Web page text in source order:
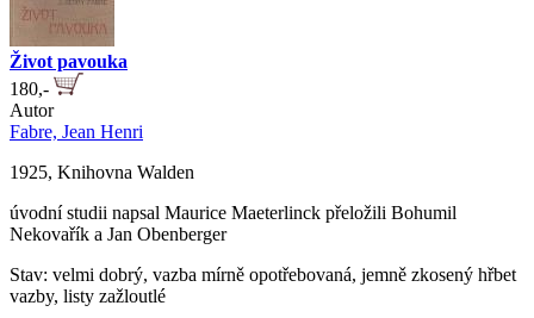
Život pavouka
180,-
Autor
Fabre, Jean Henri
1925, Knihovna Walden
úvodní studii napsal Maurice Maeterlinck přeložili Bohumil
Nekovařík a Jan Obenberger
Stav: velmi dobrý, vazba mírně opotřebovaná, jemně zkosený hřbet
vazby, listy zažloutlé